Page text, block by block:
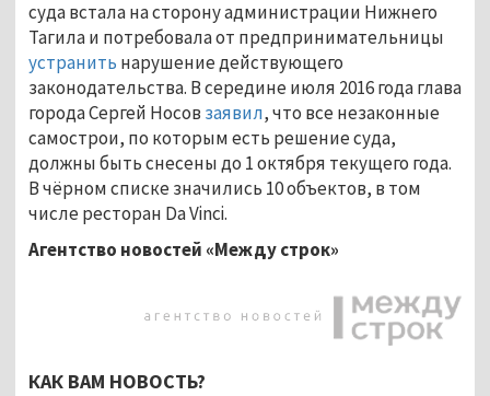
суда встала на сторону администрации Нижнего
Тагила и потребовала от предпринимательницы
устранить нарушение действующего
законодательства. В середине июля 2016 года глава
города Сергей Носов заявил, что все незаконные
самострои, по которым есть решение суда,
должны быть снесены до 1 октября текущего года.
В чёрном списке значились 10 объектов, в том
числе ресторан Da Vinci.
Агентство новостей «Между строк»
КАК ВАМ НОВОСТЬ?